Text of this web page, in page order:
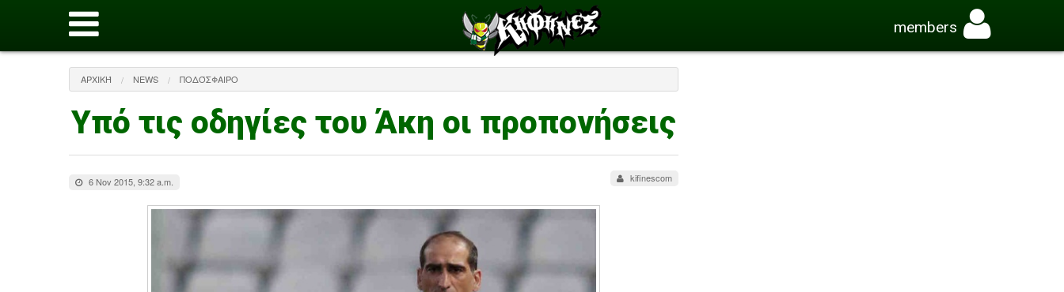
members
ΑΡΧΙΚΉ NEWS ΠΟΔΌΣΦΑΙΡΟ
Υπό τις οδηγίες του Άκη οι προπονήσεις
6 Nov 2015, 9:32 a.m. kifinescom